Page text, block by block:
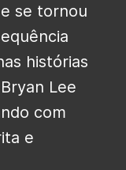
se tornou
histórias
Lee
com
e